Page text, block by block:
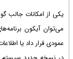
می‌توان آیکون
عمودی قرار داد یا